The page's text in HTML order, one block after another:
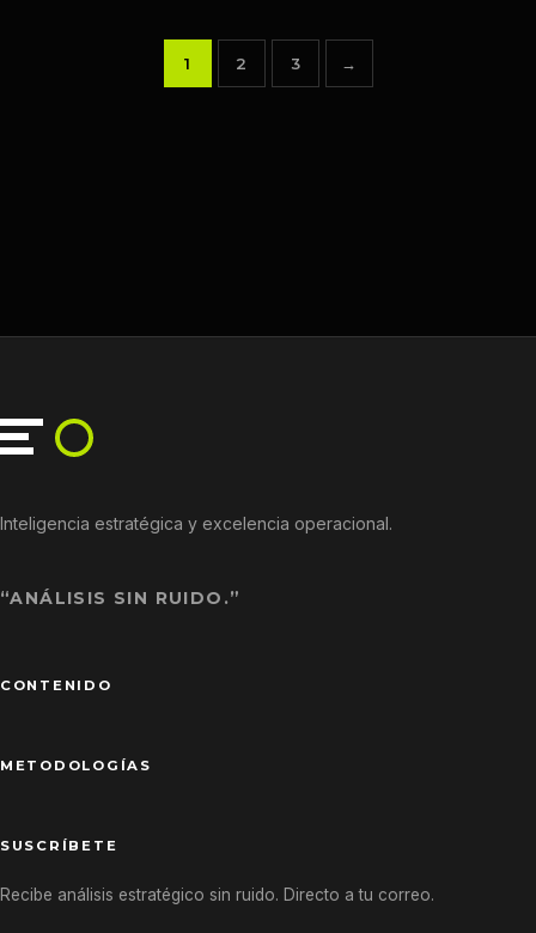
Paginación
1 2 3 →
Inteligencia estratégica y excelencia operacional.
“ANÁLISIS SIN RUIDO.”
CONTENIDO
METODOLOGÍAS
SUSCRÍBETE
Recibe análisis estratégico sin ruido. Directo a tu correo.